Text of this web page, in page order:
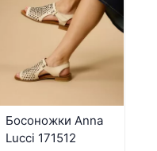
Босоножки Anna
Lucci 171512